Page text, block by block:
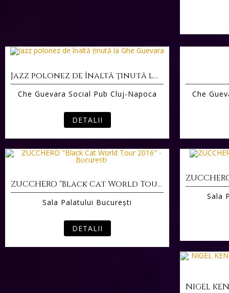
31 MAI 2017
Jazz polonez de înaltă ţinută la Ghe Guevara
Che Guevara Social Pub Cluj-Napoca
DETALII
Che
14 NOV 2016
ZUCCHERO "Black Cat World Tour 2016" - Bucuresti
Sala Palatului Bucureşti
DETALII
Sala